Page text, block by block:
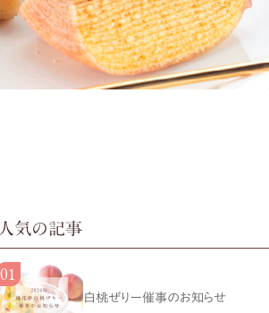
人気の記事
白桃ぜりー催事のお知らせ